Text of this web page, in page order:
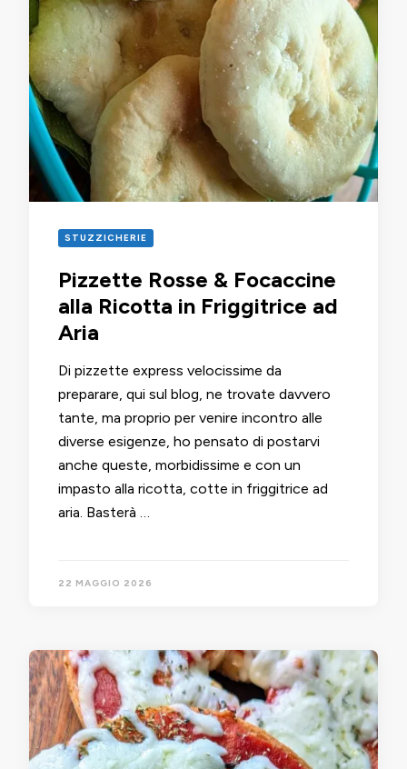
STUZZICHERIE
Pizzette Rosse & Focaccine
alla Ricotta in Friggitrice ad
Aria
Di pizzette express velocissime da
preparare, qui sul blog, ne trovate davvero
tante, ma proprio per venire incontro alle
diverse esigenze, ho pensato di postarvi
anche queste, morbidissime e con un
impasto alla ricotta, cotte in friggitrice ad
aria. Basterà …
22 MAGGIO 2026